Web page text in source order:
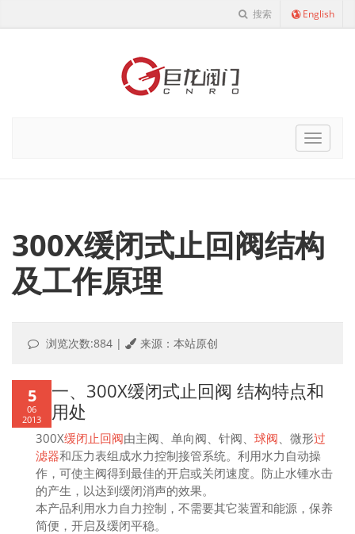
搜索 English
Cnro
300X缓闭式止回阀结构
及工作原理
浏览次数:884 | 来源：本站原创
5
06
2013
一、300X缓闭式止回阀 结构特点和
用处
300X缓闭止回阀由主阀、单向阀、针阀、 球阀、微形过
滤器和压力表组成水力控制接管系统。利用水力自动操
作，可使主阀得到最佳的开启或关闭速度。防止水锺水击
的产生，以达到缓闭消声的效果。
本产品利用水力自力控制，不需要其它装置和能源，保养
简便，开启及缓闭平稳。